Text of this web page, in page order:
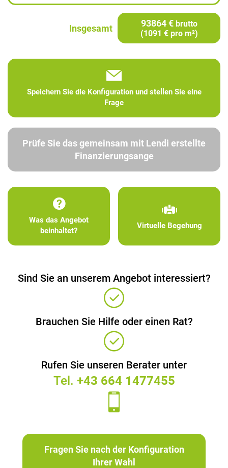
Insgesamt 93864 € brutto
(1091 € pro m²)
Speichern Sie die Konfiguration und stellen Sie eine
Frage
Prüfe Sie das gemeinsam mit Lendi erstellte
Finanzierungsange
Was das Angebot
beinhaltet?
Virtuelle Begehung
Sind Sie an unserem Angebot interessiert?
Brauchen Sie Hilfe oder einen Rat?
Rufen Sie unseren Berater unter
Tel. +43 664 1477455
Fragen Sie nach der Konfiguration
Ihrer Wahl